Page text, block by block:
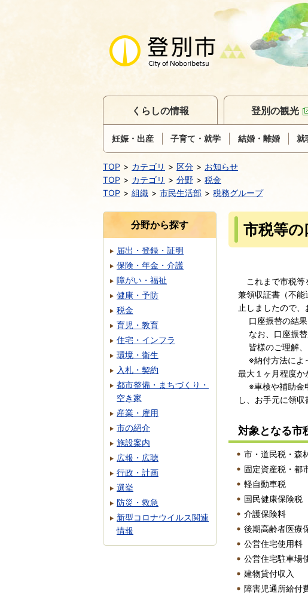
くらしの情報
妊娠・出産 子育て・就学 結婚・離婚 就
登別の観光
TOP カテゴリ 区分
お知らせ
TOP
カテゴリ 分野
税金
TOP
組織 市民生活部 税務グループ
市税等の
これまで市税等
兼領収証書（不
止しましたので、
口座振替の結果
なお、口座振替
皆様のご理解、
※納付方法によ
最大１ヶ月程度か
※車検や補助金
し、お手元に領収
対象となる市
市・道民税・森
固定資産税・都
軽自動車税
国民健康保険税
介護保険料
後期高齢者医療
公営住宅使用料
公営住宅駐車場
建物貸付収入
障害児通所給付
分野から探す
届出・登録・証明
保険・年金・介護
障がい・福祉
健康・予防
税金
育児・教育
住宅・インフラ
環境・衛生
入札・契約
都市整備・まちづくり・
空き家
産業・雇用
市の紹介
施設案内
広報・広聴
行政・計画
選挙
防災・救急
新型コロナウイルス関連
情報